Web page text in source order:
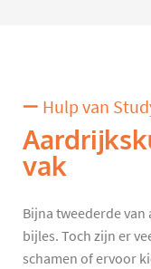
Hulp van
vak
Bijna tweederde
bijles. Toch zijn er
schamen of ervoor